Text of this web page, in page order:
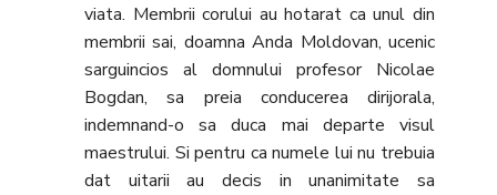
viata. Membrii corului au hotarat ca unul din
membrii sai, doamna Anda Moldovan, ucenic
sarguincios al domnului profesor Nicolae
Bogdan, sa preia conducerea dirijorala,
indemnand-o sa duca mai departe visul
maestrului. Si pentru ca numele lui nu trebuia
dat uitarii au decis in unanimitate sa